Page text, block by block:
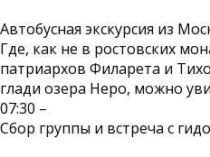
Автобусная экскурсия из
Где, как не в ростовских
патриархов Филарета и
глади озера Неро, можно
07:30 –
Сбор группы и встреча с